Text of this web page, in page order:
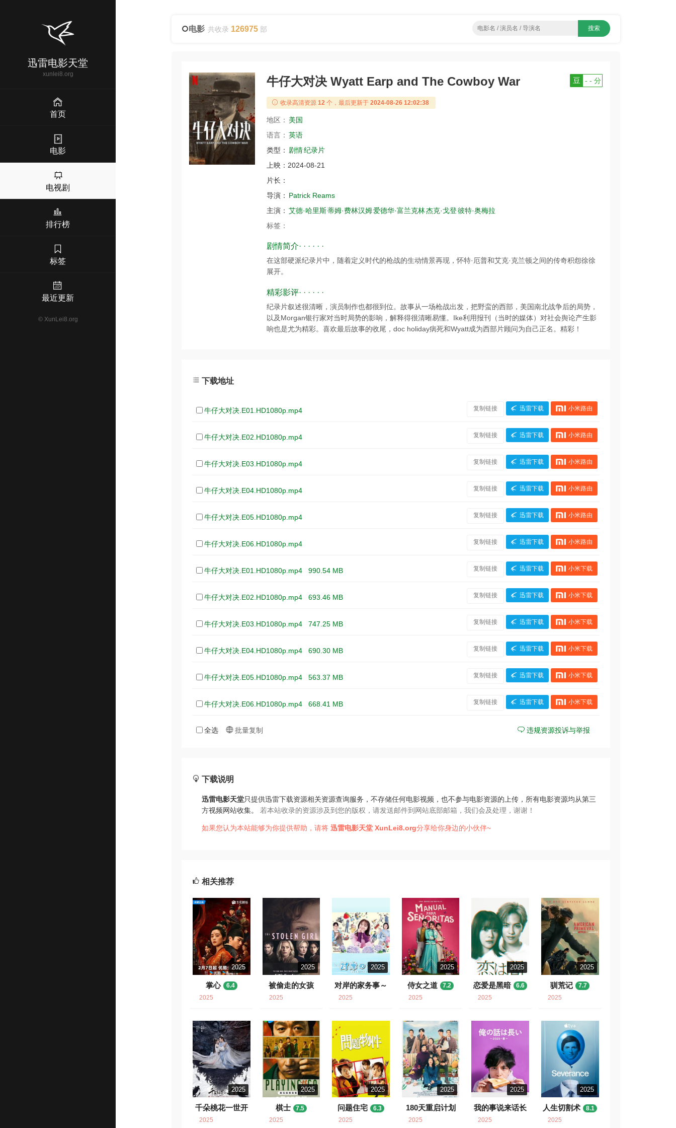
迅雷电影天堂
xunlei8.org
首页
电影
电视剧
排行榜
标签
最近更新
© XunLei8.org
电影 共收录 126975 部
牛仔大对决 Wyatt Earp and The Cowboy War 豆 - - 分
收录高清资源 12 个，最后更新于 2024-08-26 12:02:38
地区： 美国
语言： 英语
类型： 剧情纪录片
上映： 2024-08-21
片长：
导演： Patrick Reams
主演： 艾德·哈里斯蒂姆·费林汉姆爱德华·富兰克林杰克·戈登彼特·奥梅拉
标签：
剧情简介· · · · · ·
在这部硬派纪录片中，随着定义时代的枪战的生动情景再现，怀特·厄普和艾克·克兰顿之间的传奇积怨徐徐
展开。
精彩影评· · · · · ·
纪录片叙述很清晰，演员制作也都很到位。故事从一场枪战出发，把野蛮的西部，美国南北战争后的局势，
以及Morgan银行家对当时局势的影响，解释得很清晰易懂。Ike利用报刊（当时的媒体）对社会舆论产生影
响也是尤为精彩。喜欢最后故事的收尾，doc holiday病死和Wyatt成为西部片顾问为自己正名。精彩！
下载地址
牛仔大对决.E01.HD1080p.mp4 复制链接 迅雷下载 小米路由
牛仔大对决.E02.HD1080p.mp4 复制链接 迅雷下载 小米路由
牛仔大对决.E03.HD1080p.mp4 复制链接 迅雷下载 小米路由
牛仔大对决.E04.HD1080p.mp4 复制链接 迅雷下载 小米路由
牛仔大对决.E05.HD1080p.mp4 复制链接 迅雷下载 小米路由
牛仔大对决.E06.HD1080p.mp4 复制链接 迅雷下载 小米路由
牛仔大对决.E01.HD1080p.mp4990.54 MB 复制链接 迅雷下载 小米下载
牛仔大对决.E02.HD1080p.mp4693.46 MB 复制链接 迅雷下载 小米下载
牛仔大对决.E03.HD1080p.mp4747.25 MB 复制链接 迅雷下载 小米下载
牛仔大对决.E04.HD1080p.mp4690.30 MB 复制链接 迅雷下载 小米下载
牛仔大对决.E05.HD1080p.mp4563.37 MB 复制链接 迅雷下载 小米下载
牛仔大对决.E06.HD1080p.mp4668.41 MB 复制链接 迅雷下载 小米下载
全选 批量复制 违规资源投诉与举报
下载说明
迅雷电影天堂只提供迅雷下载资源相关资源查询服务，不存储任何电影视频，也不参与电影资源的上传，所有电影资源均从第三
方视频网站收集。 若本站收录的资源涉及到您的版权，请发送邮件到网站底部邮箱，我们会及处理，谢谢！
如果您认为本站能够为你提供帮助，请将迅雷电影天堂 XunLei8.org分享给你身边的小伙伴~
相关推荐
2025
掌心
6.4
2025
2025
被偷走的女孩
2025
2025
对岸的家务事～
这就是我的生存
2025
2025
侍女之道
7.2
2025
2025
恋爱是黑暗
6.6
2025
2025
驯荒记
7.7
2025
2025
千朵桃花一世开
2025
2025
棋士
7.5
2025
2025
问题住宅
6.3
2025
2025
180天重启计划
2025
2025
我的事说来话长
～2025・春～
2025
2025
人生切割术
8.1
2025